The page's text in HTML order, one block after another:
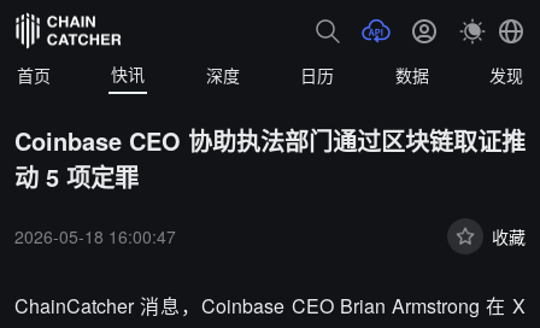
首页 快讯 深度 日历 数据 发现
Coinbase CEO 协助执法部门通过区块链取证推
动 5 项定罪
2026-05-18 16:00:47 收藏
ChainCatcher 消息，Coinbase CEO Brian Armstrong 在 X